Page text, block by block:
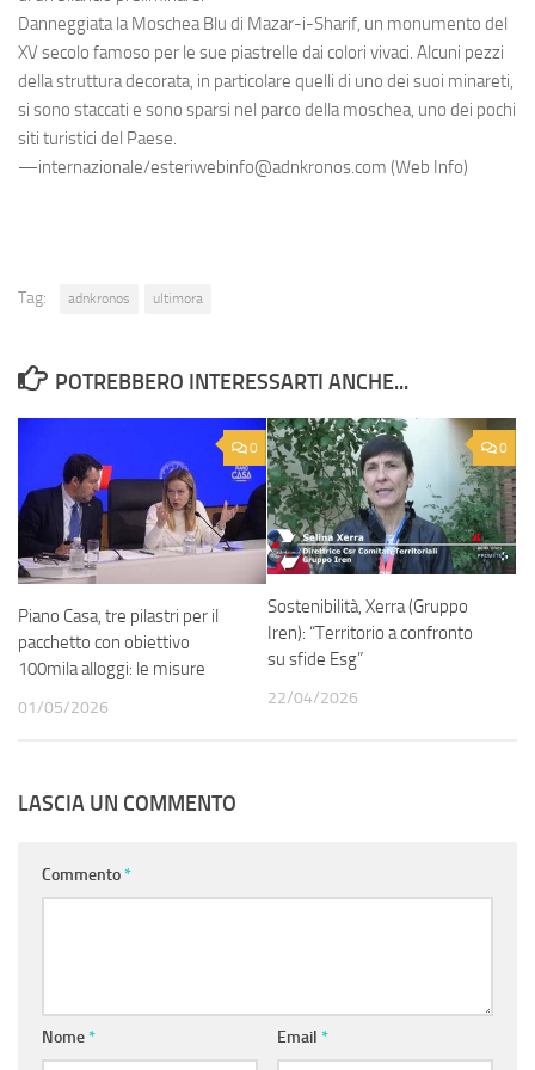
Danneggiata la Moschea Blu di Mazar-i-Sharif, un monumento del
XV secolo famoso per le sue piastrelle dai colori vivaci. Alcuni pezzi
della struttura decorata, in particolare quelli di uno dei suoi minareti,
si sono staccati e sono sparsi nel parco della moschea, uno dei pochi
siti turistici del Paese.
—internazionale/esteriwebinfo@adnkronos.com (Web Info)
Tag: adnkronos ultimora
POTREBBERO INTERESSARTI ANCHE...
0
Piano Casa, tre pilastri per il
pacchetto con obiettivo
100mila alloggi: le misure
01/05/2026
0
Sostenibilità, Xerra (Gruppo
Iren): “Territorio a confronto
su sfide Esg”
22/04/2026
LASCIA UN COMMENTO
Commento*
Nome* Email *